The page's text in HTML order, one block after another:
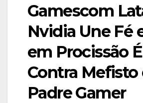
Gamescom
Nvidia Une Fé
em Procissão
Contra Mefisto
Padre Gamer